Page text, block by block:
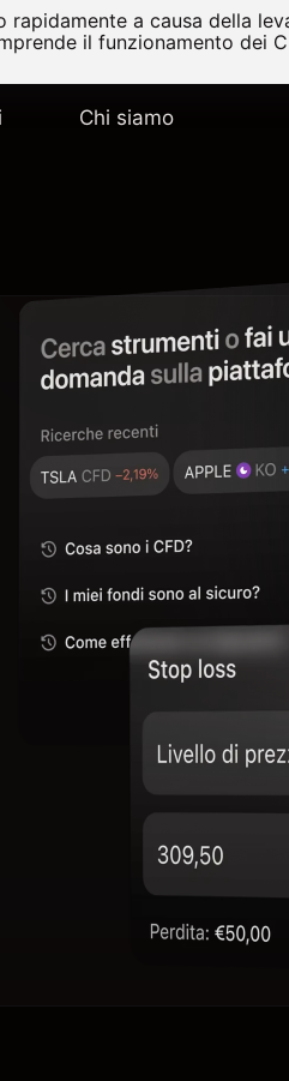
a causa della
il funzionamento dei
Chi siamo